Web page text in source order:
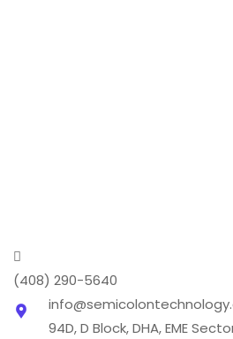
(408) 290-5640
94D, D Block, DHA, EME